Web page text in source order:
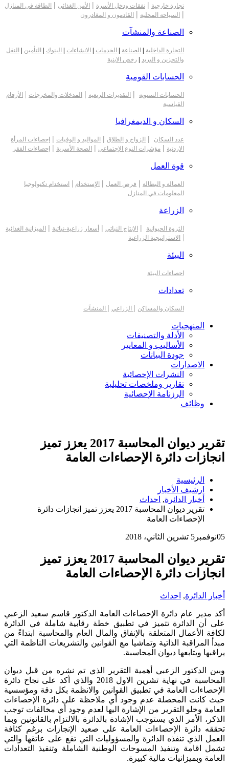
تجارة خارجية | نفقات ودخل الأسرة | الأمن الغذائي | الطاقة في المنازل
| السياحة المحلية | القادمون و المغادرون
الصناعة والمنشآت
التجارة الداخلية الصناعة الخدمات الانشاءات البنوك التأمين
النقل
والتخزين و البريد
رخص الابنية
الحسابات القومية
الحسابات السنوية | التقديرات الربعية | المدخلات والمخرجات |
الأرقام
القياسية
السكان و الديمغرافيا
عدد السكان | الزواج و الطلاق | المواليد و الوفيات | إحصاءات المرأة
الاردنية | مؤشرات النوع الإجتماعي | الصحة الأسرية | إحصاءات الفقر
قوة العمل
العمالة و البطالة | فرص العمل | الإستخدام |
استخدام تكنولوجيا
المعلومات في المنازل
الزراعة
الثروة الحيوانية | الإنتاج النباتي | أسعار زراعية-نباتية | الميزانية الغذائية
| الاستراتيجية الزراعية
البيئة
احصاءات البيئة
تعدادات
السكان والمساكن | الزراعي | المنشآت
المنهجيات
الأدلة والتصنيفات
الأساليب و المعايير
جودة البيانات
الاصدارات
النشرات الإحصائية
تقارير وملخصات تحليلية
الرزنامة الإحصائية
وظائف
تقرير ديوان المحاسبة 2017 يعزز تميز
انجازات دائرة الإحصاءات العامة
الرئيسية
ارشيف الأخبار
أخبار الدائرة, احداث
تقرير ديوان المحاسبة 2017 يعزز تميز انجازات دائرة
الإحصاءات العامة
05نوفمبر 5 تشرين الثاني، 2018
تقرير ديوان المحاسبة 2017 يعزز تميز
انجازات دائرة الإحصاءات العامة
أخبار الدائرة, احداث
أكد مدير عام دائرة الإحصاءات العامة الدكتور قاسم سعيد الزعبي
على أن الدائرة تتميز في تطبيق خطة رقابية شاملة في الدائرة
لكافة الأعمال المتعلقة بالإنفاق والمال العام والمحاسبة ابتداءً من
مبدأ المراقبة الذاتية وتماشيا مع القوانين والتشريعات الناظمة التي
يراقبها ويتابعها ديوان المحاسبة.
وبين الدكتور الزعبي أهمية التقرير الذي تم نشره من قبل ديوان
المحاسبة في نهاية تشرين الاول 2018 والذي أكد على نجاح دائرة
الإحصاءات العامة في تطبيق القوانين والانظمة بكل دقة ومؤسسية
حيث كانت المحصلة عدم وجود أي ملاحظة على دائرة الإحصاءات
العامة وخلو التقرير من الإشارة اليها لعدم وجود أي مخالفات توجب
الذكر، الأمر الذي يستوجب الإشادة بالدائرة بالالتزام بالقانونين وبما
تحققه دائرة الإحصاءات العامة على صعيد الإنجازات برغم كثافة
العمل الذي تنفذه الدائرة والمسؤوليات التي تقع على عاتقها والتي
تشمل اقامة وتنفيذ المسوحات الوطنية الشاملة وتنفيذ التعدادات
العامة وبميزانيات مالية كبيرة.